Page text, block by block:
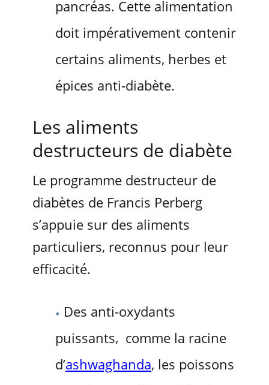
pancréas. Cette alimentation
doit impérativement contenir
certains aliments, herbes et
épices anti-diabète.
Les aliments
destructeurs de diabète
Le programme destructeur de
diabètes de Francis Perberg
s’appuie sur des aliments
particuliers, reconnus pour leur
efficacité.
Des anti-oxydants
puissants, comme la racine
d’ashwaghanda, les poissons